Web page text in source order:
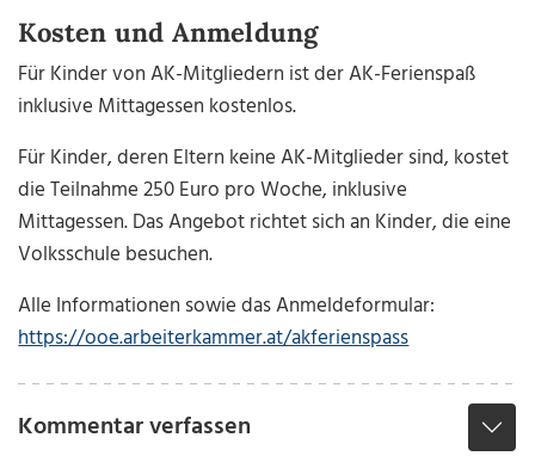
Kosten und Anmeldung
Für Kinder von AK-Mitgliedern ist der AK-Ferienspaß
inklusive Mittagessen kostenlos.
Für Kinder, deren Eltern keine AK-Mitglieder sind, kostet
die Teilnahme 250 Euro pro Woche, inklusive
Mittagessen. Das Angebot richtet sich an Kinder, die eine
Volksschule besuchen.
Alle Informationen sowie das Anmeldeformular:
https://ooe.arbeiterkammer.at/akferienspass
Kommentar verfassen